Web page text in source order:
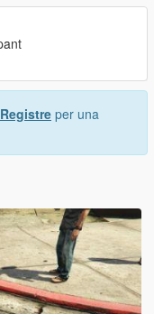
Registre per una